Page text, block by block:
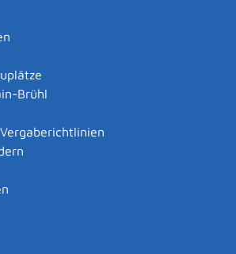
Brühl
bringt die Plaketten
und Stempelplake
benötigen, können
Anbieter wenden. Diese finden Sie
der Zulassungsbehörde.
oder Reisepass
zusätzlich
Vollmacht
oder Reisepass der
Person